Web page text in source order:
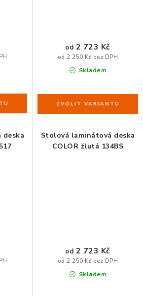
Skladem
od 2 250 Kč bez DPH
od 2 723 Kč
Stolová laminátová deska
COLOR žlutá 134BS
Skladem
od 2 250 Kč bez DPH
od 2 723 Kč